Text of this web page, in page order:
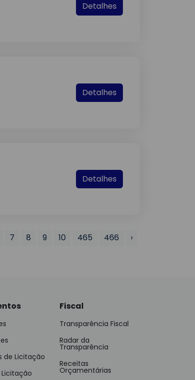
Detalhes
Detalhes
Detalhes
7 8 9 10 465 466 ›
de Licitação
Licitação
Fiscal
Transparência Fiscal
Radar da
Transparência
Receitas
Orçamentárias